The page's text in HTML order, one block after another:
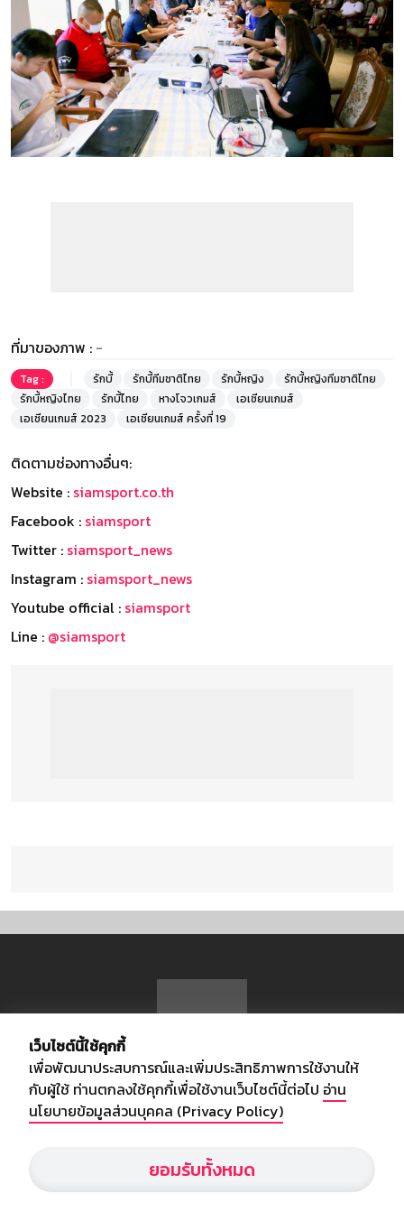
ที่มาของภาพ : -
Tag : รักบี้ รักบี้ทีมชาติไทย รักบี้หญิง
รักบี้หญิงทีมชาติไทย
รักบี้หญิงไทย
รักบี้ไทย หางโจวเกมส์
เอเชียนเกมส์
เอเชียนเกมส์ 2023
เอเชียนเกมส์ ครั้งที่ 19
ติดตามช่องทางอื่นๆ:
Website : siamsport.co.th
Facebook : siamsport
Twitter : siamsport_news
Instagram : siamsport_news
Youtube official : siamsport
Line : @siamsport
เกี่ยวกับเรา
อัพเดทข่าวสารวงการกีฬา ฟุตบอล ผลบอล ผลฟุตบอลทั่วโลก ฟรีเมียร์
ลีก ไทยลีก ฟุตบอลโลก ยูฟ่าแซมเปี้ยนส์ลีก พร้อมทั้งวิเคราะห์บอล จาก
เว็บไซต์นี้ใช้คุกกี้
เพื่อพัฒนาประสบการณ์และเพิ่มประสิทธิภาพการใช้งานให้
กับผู้ใช้ ท่านตกลงใช้คุกกี้เพื่อใช้งานเว็บไซต์นี้ต่อไป อ่าน
นโยบายข้อมูลส่วนบุคคล (Privacy Policy)
ยอมรับทั้งหมด